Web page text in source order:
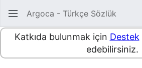
Argoca - Türkçe Sözlük
Katkıda bulunmak için Destek
edebilirsiniz.